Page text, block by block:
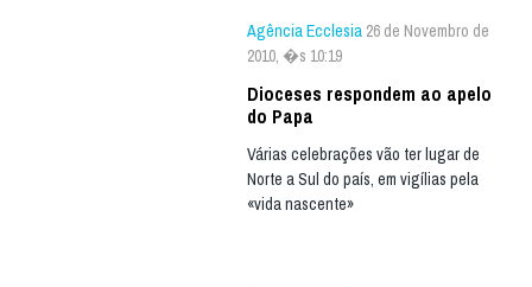
Agência Ecclesia 26 de Novembro de
2010, �s 10:19
Dioceses respondem ao apelo
do Papa
Várias celebrações vão ter lugar de
Norte a Sul do país, em vigílias pela
«vida nascente»